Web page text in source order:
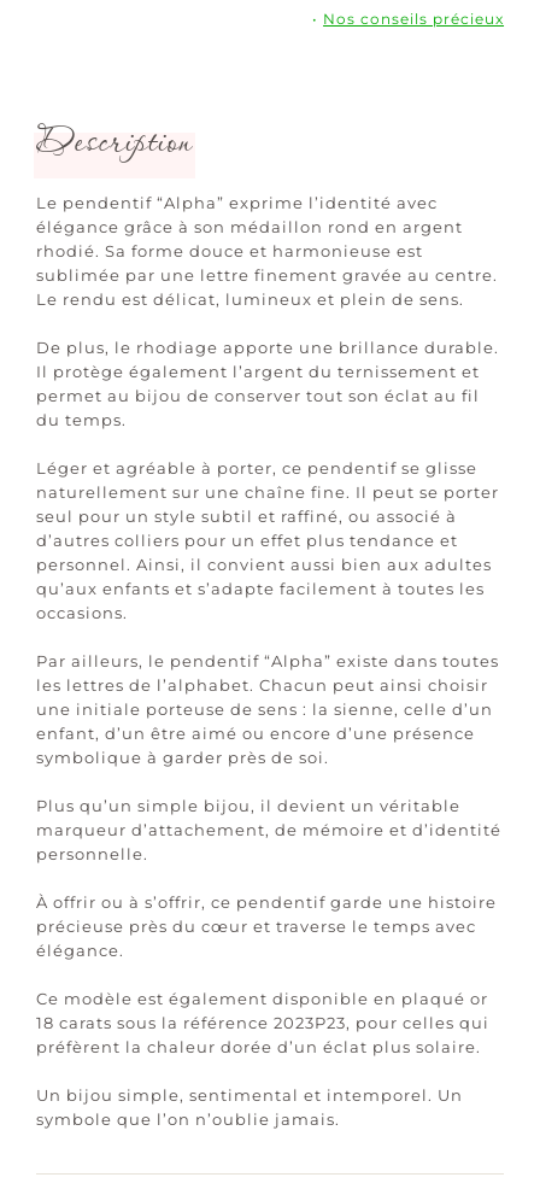
• Nos conseils précieux
Description
Le pendentif “Alpha” exprime l’identité avec
élégance grâce à son médaillon rond en argent
rhodié. Sa forme douce et harmonieuse est
sublimée par une lettre finement gravée au centre.
Le rendu est délicat, lumineux et plein de sens.
De plus, le rhodiage apporte une brillance durable.
Il protège également l’argent du ternissement et
permet au bijou de conserver tout son éclat au fil
du temps.
Léger et agréable à porter, ce pendentif se glisse
naturellement sur une chaîne fine. Il peut se porter
seul pour un style subtil et raffiné, ou associé à
d’autres colliers pour un effet plus tendance et
personnel. Ainsi, il convient aussi bien aux adultes
qu’aux enfants et s’adapte facilement à toutes les
occasions.
Par ailleurs, le pendentif “Alpha” existe dans toutes
les lettres de l’alphabet. Chacun peut ainsi choisir
une initiale porteuse de sens : la sienne, celle d’un
enfant, d’un être aimé ou encore d’une présence
symbolique à garder près de soi.
Plus qu’un simple bijou, il devient un véritable
marqueur d’attachement, de mémoire et d’identité
personnelle.
À offrir ou à s’offrir, ce pendentif garde une histoire
précieuse près du cœur et traverse le temps avec
élégance.
Ce modèle est également disponible en plaqué or
18 carats sous la référence 2023P23, pour celles qui
préfèrent la chaleur dorée d’un éclat plus solaire.
Un bijou simple, sentimental et intemporel. Un
symbole que l’on n’oublie jamais.